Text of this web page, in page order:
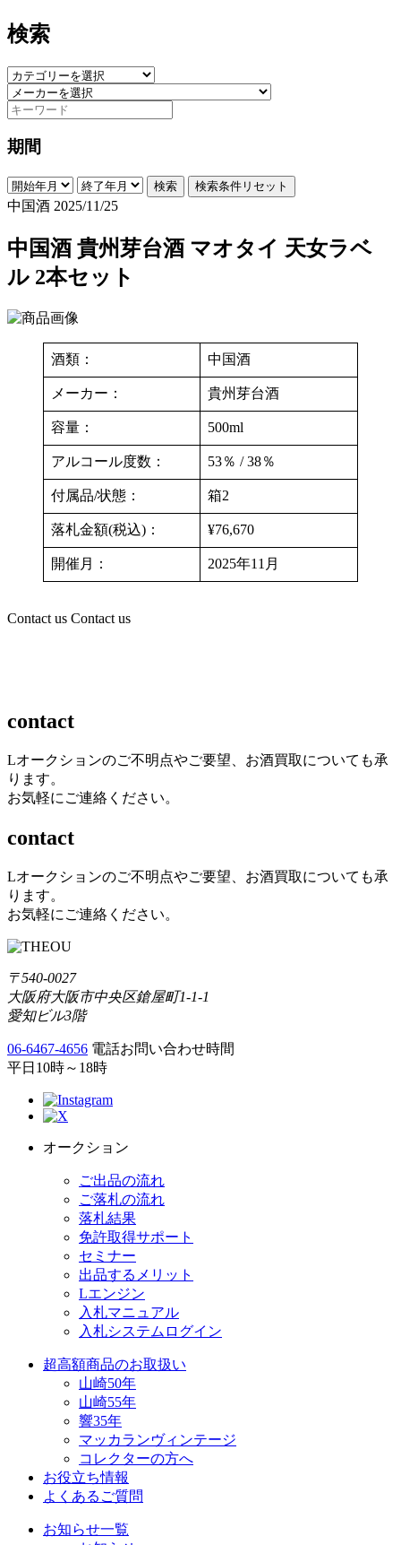
検索
期間
検索 検索条件リセット
中国酒 2025/11/25
中国酒 貴州芽台酒 マオタイ 天女ラベ
ル 2本セット
酒類： 中国酒
メーカー： 貴州芽台酒
容量： 500ml
アルコール度数： 53％ / 38％
付属品/状態： 箱2
落札金額(税込)： ¥76,670
開催月： 2025年11月
Contact us Contact us
contact
Lオークションのご不明点やご要望、お酒買取についても承
ります。
お気軽にご連絡ください。
contact
Lオークションのご不明点やご要望、お酒買取についても承
ります。
お気軽にご連絡ください。
〒540-0027
大阪府大阪市中央区鎗屋町1-1-1
愛知ビル3階
06-6467-4656 電話お問い合わせ時間
平日10時～18時
オークション
ご出品の流れ
ご落札の流れ
落札結果
免許取得サポート
セミナー
出品するメリット
Lエンジン
入札マニュアル
入札システムログイン
超高額商品のお取扱い
山崎50年
山崎55年
響35年
マッカランヴィンテージ
コレクターの方へ
お役立ち情報
よくあるご質問
お知らせ一覧